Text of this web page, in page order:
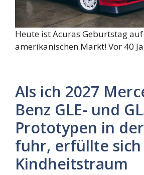
Heute ist Acuras Geburtstag
amerikanischen Markt! Vor 40
Als ich 2027
Benz GLE- und
Prototypen in
fuhr, erfüllte
Kindheitstraum